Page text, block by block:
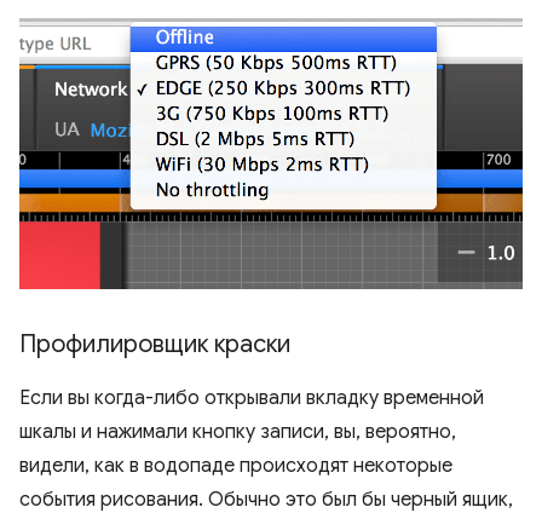
Профилировщик краски
Если вы когда-либо открывали вкладку временной
шкалы и нажимали кнопку записи, вы, вероятно,
видели, как в водопаде происходят некоторые
события рисования. Обычно это был бы черный ящик,